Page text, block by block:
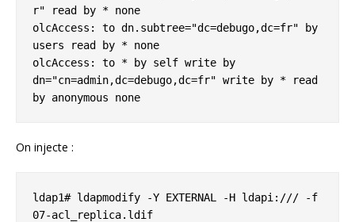
r" read by * none
olcAccess: to dn.subtree="dc=debugo,dc=fr" by
users read by * none
olcAccess: to * by self write by
dn="cn=admin,dc=debugo,dc=fr" write by * read
by anonymous none
On injecte :
ldap1# ldapmodify -Y EXTERNAL -H ldapi:/// -f
07-acl_replica.ldif